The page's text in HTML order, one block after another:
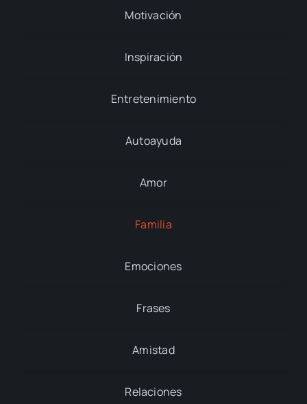
Motivación
Inspiración
Entretenimiento
Autoayuda
Amor
Familia
Emociones
Frases
Amistad
Relaciones